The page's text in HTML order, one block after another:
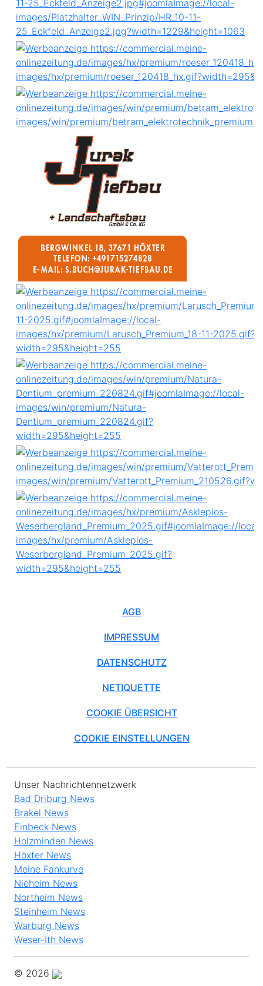
AGB
IMPRESSUM
DATENSCHUTZ
NETIQUETTE
COOKIE ÜBERSICHT
COOKIE EINSTELLUNGEN
Unser Nachrichtennetzwerk
Bad Driburg News
Brakel News
Einbeck News
Holzminden News
Höxter News
Meine Fankurve
Nieheim News
Northeim News
Steinheim News
Warburg News
Weser-Ith News
© 2026